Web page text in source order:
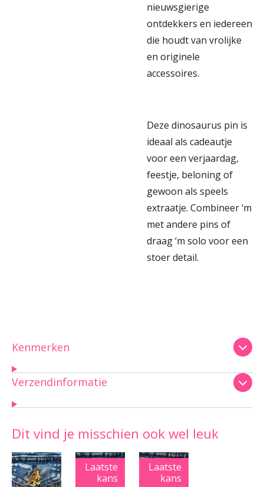
nieuwsgierige
ontdekkers en iedereen
die houdt van vrolijke
en originele
accessoires.
Deze dinosaurus pin is
ideaal als cadeautje
voor een verjaardag,
feestje, beloning of
gewoon als speels
extraatje. Combineer ‘m
met andere pins of
draag ‘m solo voor een
stoer detail.
Kenmerken
Verzendinformatie
Dit vind je misschien ook wel leuk
Laatste
kans
Laatste
kans